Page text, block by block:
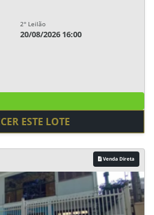
2° Leilão
20/08/2026 16:00
ESTE LOTE
Venda Direta